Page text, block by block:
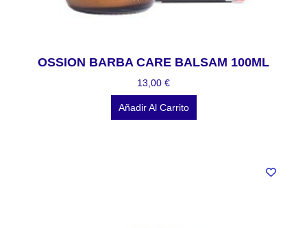
OSSION BARBA CARE BALSAM 100ML
13,00 €
Añadir Al Carrito